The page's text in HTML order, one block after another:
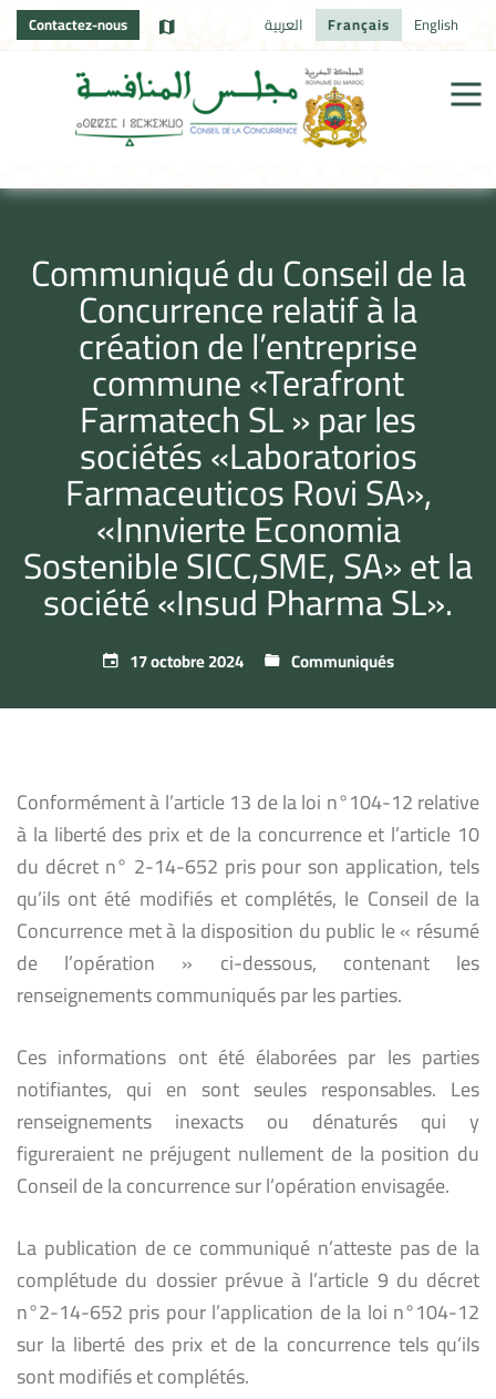
Contactez-nous العربية Français English
Communiqué du Conseil de la
Concurrence relatif à la
création de l’entreprise
commune «Terafront
Farmatech SL » par les
sociétés «Laboratorios
Farmaceuticos Rovi SA»,
«Innvierte Economia
Sostenible SICC,SME, SA» et la
société «Insud Pharma SL».
17 octobre 2024 Communiqués
Conformément à l’article 13 de la loi n°104-12 relative
à la liberté des prix et de la concurrence et l’article 10
du décret n° 2-14-652 pris pour son application, tels
qu’ils ont été modifiés et complétés, le Conseil de la
Concurrence met à la disposition du public le « résumé
de l’opération » ci-dessous, contenant les
renseignements communiqués par les parties.
Ces informations ont été élaborées par les parties
notifiantes, qui en sont seules responsables. Les
renseignements inexacts ou dénaturés qui y
figureraient ne préjugent nullement de la position du
Conseil de la concurrence sur l’opération envisagée.
La publication de ce communiqué n’atteste pas de la
complétude du dossier prévue à l’article 9 du décret
n°2-14-652 pris pour l’application de la loi n°104-12
sur la liberté des prix et de la concurrence tels qu’ils
sont modifiés et complétés.